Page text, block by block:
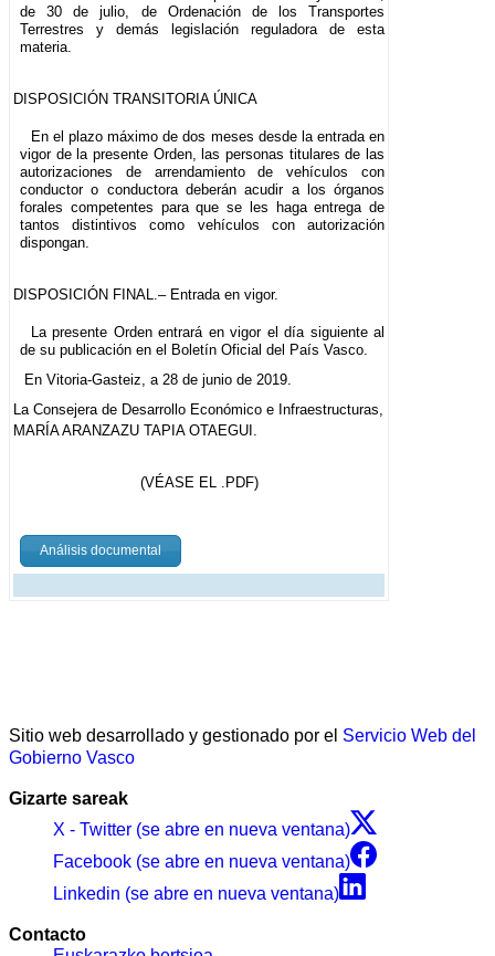
de 30 de julio, de Ordenación de los Transportes
Terrestres y demás legislación reguladora de esta
materia.
DISPOSICIÓN TRANSITORIA ÚNICA
En el plazo máximo de dos meses desde la entrada en
vigor de la presente Orden, las personas titulares de las
autorizaciones de arrendamiento de vehículos con
conductor o conductora deberán acudir a los órganos
forales competentes para que se les haga entrega de
tantos distintivos como vehículos con autorización
dispongan.
DISPOSICIÓN FINAL.– Entrada en vigor.
La presente Orden entrará en vigor el día siguiente al
de su publicación en el Boletín Oficial del País Vasco.
En Vitoria-Gasteiz, a 28 de junio de 2019.
La Consejera de Desarrollo Económico e Infraestructuras,
MARÍA ARANZAZU TAPIA OTAEGUI.
(VÉASE EL .PDF)
Análisis documental
Sitio web desarrollado y gestionado por el Servicio Web del
Gobierno Vasco
Gizarte sareak
X - Twitter (se abre en nueva ventana)
Facebook (se abre en nueva ventana)
Linkedin (se abre en nueva ventana)
Contacto